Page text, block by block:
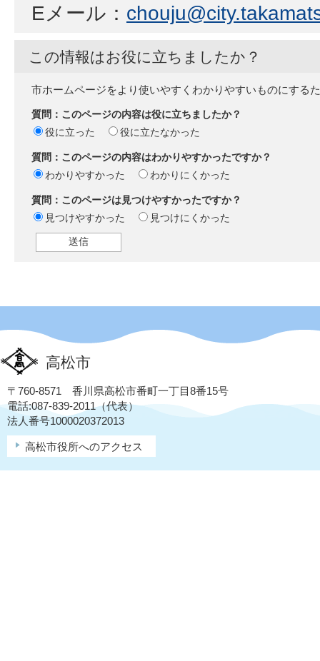
Eメール：
この情報はお役に立ちましたか？
市ホームページをより使いやすくわかりやすいものにする
質問：このページの内容は役に立ちましたか？
役に立った
役に立たなかった
質問：このページの内容はわかりやすかったですか？
わかりやすかった
わかりにくかった
質問：このページは見つけやすかったですか？
見つけやすかった
見つけにくかった
高松市
〒760-8571 香川県高松市番町一丁目8番15号
電話:087-839-2011（代表）
法人番号1000020372013
高松市役所へのアクセス